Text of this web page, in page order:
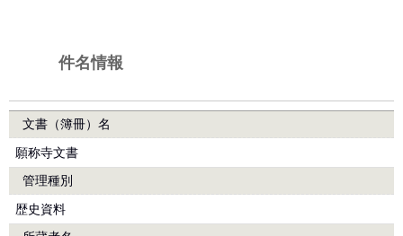
件名情報
文書（簿冊）名
願称寺文書
管理種別
歴史資料